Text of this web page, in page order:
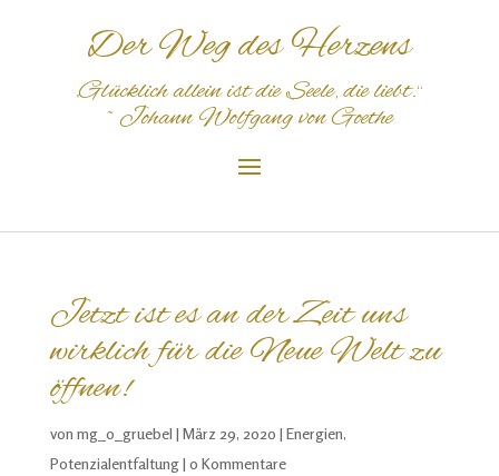
Der Weg des Herzens
„GlücklichalleinistdieSeele,dieliebt.“
~ Johann Wolfgang von Goethe
Jetzt ist es an der Zeit uns
wirklich für die Neue Welt zu
öffnen!
von mg_o_gruebel | März 29, 2020 | Energien,
Potenzialentfaltung| 0 Kommentare